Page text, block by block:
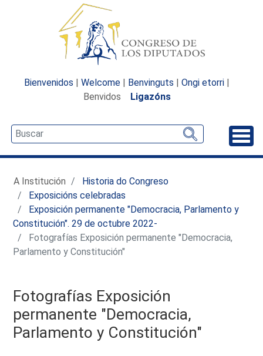
Bienvenidos | Welcome | Benvinguts | Ongi etorri |
Benvidos Ligazóns
A Institución
Historia do Congreso
Exposicións celebradas
Exposición permanente "Democracia, Parlamento y
Constitución". 29 de octubre 2022-
Fotografías Exposición permanente "Democracia,
Parlamento y Constitución"
Fotografías Exposición
permanente "Democracia,
Parlamento y Constitución"